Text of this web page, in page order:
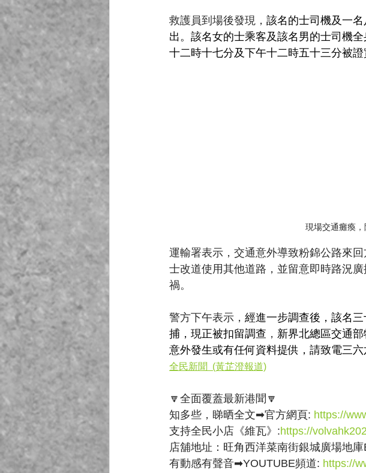
救護員到場後發現， 該名的士司機及一
出。該名女的士乘客及該名男的士司機
十二時十七分及下午十二時五十三分被證
現場交通癱瘓
運輸署表示，交通意外導致粉錦公路來
士改道使用其他道路，並留意即時路況
禍。
警方下午表示， 經進一步調查後，該名
捕，現正被扣留調查 ， 新界北總區交通部
意外發生或有任何資料提供，請致電三
全民新聞  (黃芷澄報道)
🔽全面覆蓋最新港聞🔽
知多些，睇晒全文➡官方網頁: https://
支持全民小店《維瓦》:https://
店舖地址：旺角西洋菜南街銀城廣場地
有動感有聲音➡YOUTUBE頻道: https://